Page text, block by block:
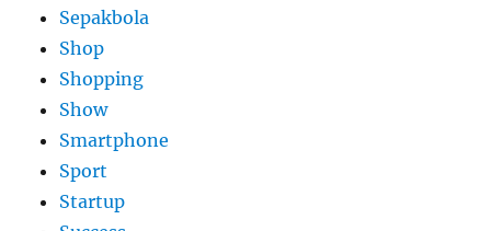
Sepakbola
Shop
Shopping
Show
Smartphone
Sport
Startup